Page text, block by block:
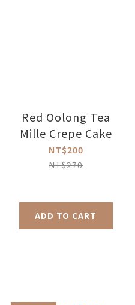
Red Oolong Tea
Mille Crepe Cake
NT$200
NT$270
ADD TO CART